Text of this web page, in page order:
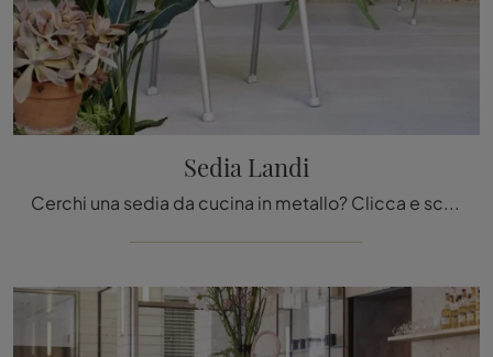
Sedia Landi
Cerchi una sedia da cucina in metallo? Clicca e scopri il modello Sedia Landi di Vitra per completare i tuoi spazi ottimamente.